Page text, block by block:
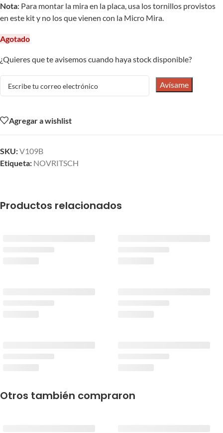
Nota: Para montar la mira en la placa, usa los tornillos provistos
en este kit y no los que vienen con la Micro Mira.
Agotado
¿Quieres que te avisemos cuando haya stock disponible?
Avísame
Agregar a wishlist
SKU:V109B
Etiqueta: NOVRITSCH
Productos relacionados
Otros también compraron